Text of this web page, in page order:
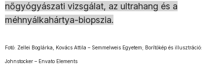
nőgyógyászati vizsgálat, az ultrahang és a
méhnyálkahártya-biopszia.
Fotó: Zellei Boglárka, Kovács Attila – Semmelweis Egyetem; Borítókép és illusztráció:
Johnstocker – Envato Elements